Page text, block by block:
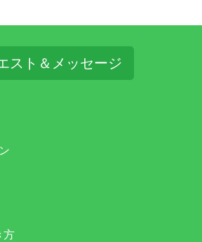
スト＆メッセージ
方